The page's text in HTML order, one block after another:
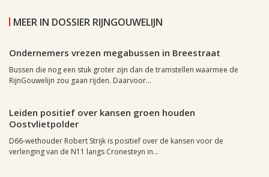
MEER IN DOSSIER RIJNGOUWELIJN
Ondernemers vrezen megabussen in Breestraat
Bussen die nog een stuk groter zijn dan de tramstellen waarmee de
RijnGouwelijn zou gaan rijden. Daarvoor...
Leiden positief over kansen groen houden
Oostvlietpolder
D66-wethouder Robert Strijk is positief over de kansen voor de
verlenging van de N11 langs Cronesteyn in...